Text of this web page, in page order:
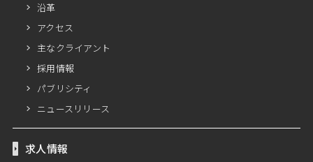
沿革
アクセス
主なクライアント
採用情報
パブリシティ
ニュースリリース
求人情報